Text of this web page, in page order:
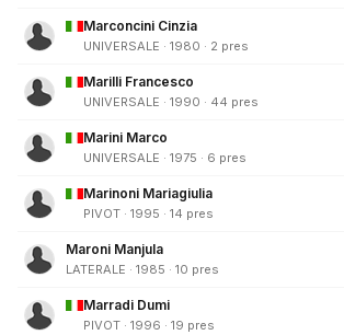
Marconcini Cinzia
UNIVERSALE · 1980 · 2 pres
Marilli Francesco
UNIVERSALE · 1990 · 44 pres
Marini Marco
UNIVERSALE · 1975 · 6 pres
Marinoni Mariagiulia
PIVOT · 1995 · 14 pres
Maroni Manjula
LATERALE · 1985 · 10 pres
Marradi Dumi
PIVOT · 1996 · 19 pres